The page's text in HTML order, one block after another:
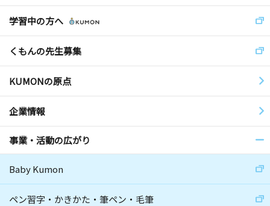
学習中の方へ
くもんの先生募集
KUMONの原点
企業情報
事業・活動の広がり
Baby Kumon
ペン習字・かきかた・筆ペン・毛筆